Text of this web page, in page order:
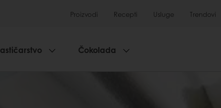
Proizvodi Recepti Usluge Trendovi
Čokolada